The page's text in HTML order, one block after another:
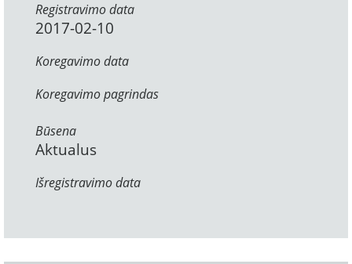
Registravimo data
2017-02-10
Koregavimo data
Koregavimo pagrindas
Būsena
Aktualus
Išregistravimo data